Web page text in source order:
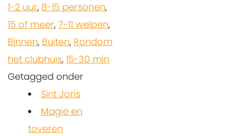
1-2 uur, 8-15 personen,
15 of meer, 7-11 welpen,
Binnen, Buiten, Rondom
het clubhuis, 15-30 min
Getagged onder
Sint Joris
Magie en
toveren